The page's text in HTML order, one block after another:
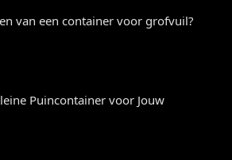
van een container voor grofvuil?
Puincontainer voor Jouw